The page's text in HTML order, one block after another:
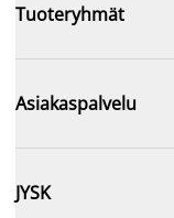
Tuoteryhmät
Asiakaspalvelu
JYSK